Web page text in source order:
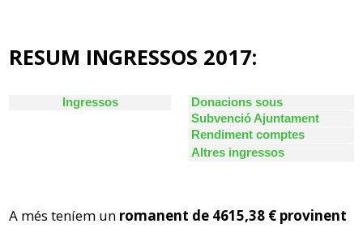
RESUM INGRESSOS 2017:
A més teníem un romanent de 4615,38 € provinent